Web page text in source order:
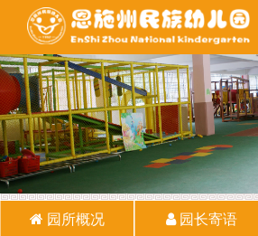
家园互动
备课系统
每周食谱
健康之窗
园所概况 园长寄语